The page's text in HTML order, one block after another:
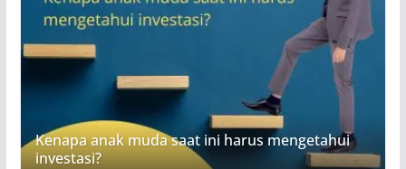
Kenapa anak muda saat ini harus mengetahui
investasi?